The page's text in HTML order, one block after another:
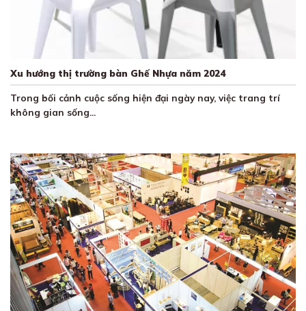
Xu hướng thị trường bàn Ghế Nhựa năm 2024
Trong bối cảnh cuộc sống hiện đại ngày nay, việc trang trí
không gian sống...